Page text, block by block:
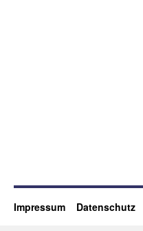
Impressum Datenschutz